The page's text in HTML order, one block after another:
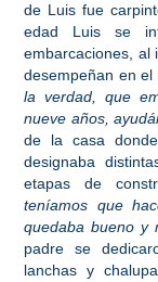
de Luis fue
edad Luis se
embarcaciones, al
desempeñan en el
la verdad, que
nueve años,
de la casa
designaba
etapas de
teníamos que
quedaba bueno y
padre se
lanchas y